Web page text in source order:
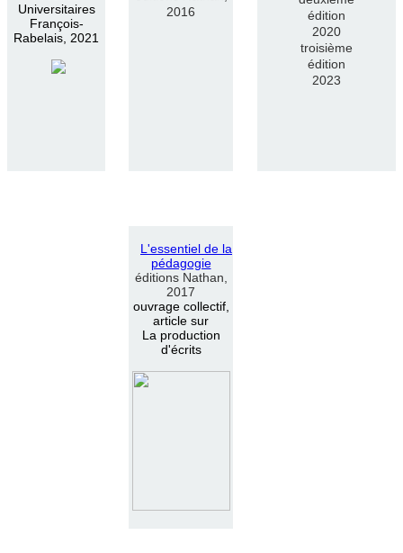
Universitaires
François-
Rabelais, 2021
2016
édition
2020
troisième
édition
2023
L 'essentiel de la
pédagogie
éditions Nathan,
2017
ouvrage collectif,
article sur
La production
d'écrits